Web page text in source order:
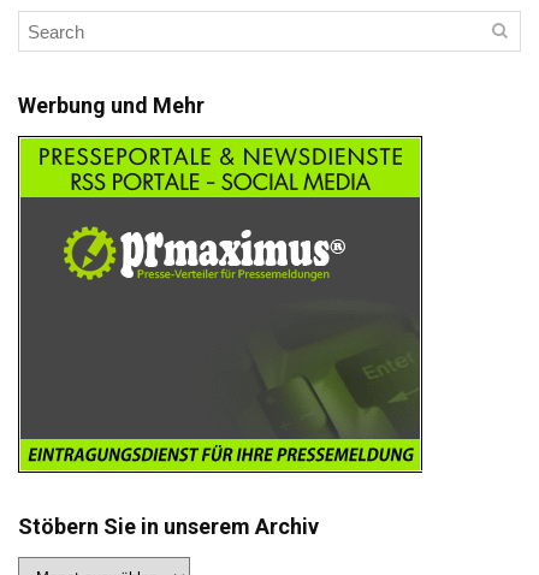
Werbung und Mehr
Stöbern Sie in unserem Archiv